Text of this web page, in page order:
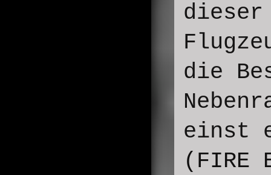
die
einst
(FIRE